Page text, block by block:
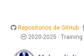
Repositorios de GitHub·
2020-2025 ·